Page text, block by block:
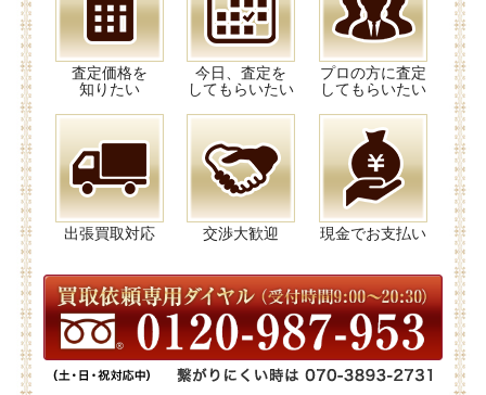
査定価格を
知りたい
今日、査定を
してもらいたい
プロの方に査定
してもらいたい
出張買取対応 交渉大歓迎 現金でお支払い